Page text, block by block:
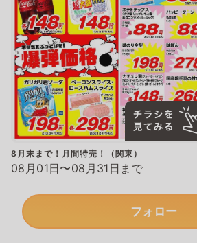
8月末まで！月間特売！（関東）
08月01日〜08月31日まで
フォロー